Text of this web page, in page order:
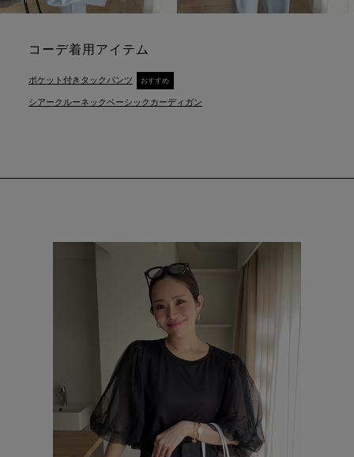
コーデ着用アイテム
ポケット付きタックパンツ おすすめ
シアークルーネックベーシックカーディガン